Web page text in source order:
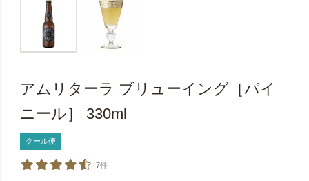
アムリターラ ブリューイング［パイ
ニール］ 330ml
クール便
7件